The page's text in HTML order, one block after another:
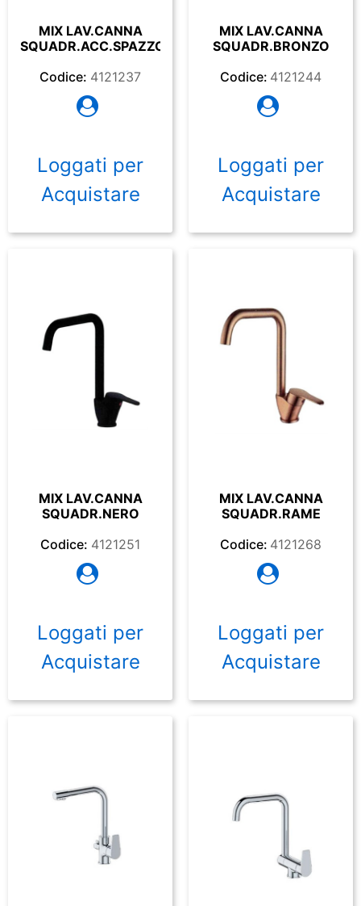
MIX LAV.CANNA
SQUADR.ACC.SPAZZOL
Codice: 4121237
Loggati per
Acquistare
MIX LAV.CANNA
SQUADR.BRONZO
Codice: 4121244
Loggati per
Acquistare
MIX LAV.CANNA
SQUADR.NERO
Codice: 4121251
Loggati per
Acquistare
MIX LAV.CANNA
SQUADR.RAME
Codice: 4121268
Loggati per
Acquistare